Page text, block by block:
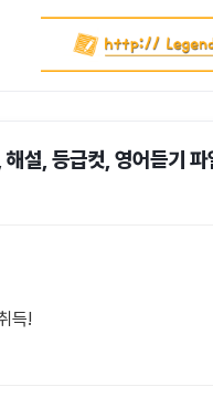
설, 등급컷, 영어듣기 파
득!